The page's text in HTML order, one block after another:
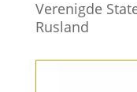
Verenigde
Rusland